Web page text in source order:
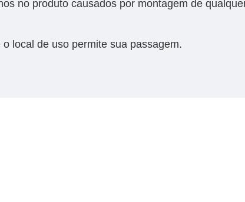
no produto causados por montagem de
local de uso permite sua passagem.